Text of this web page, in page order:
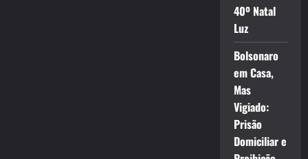
40º Natal
Luz
Bolsonaro
em Casa,
Mas
Vigiado:
Prisão
Domiciliar e